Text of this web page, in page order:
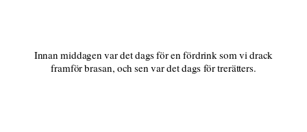
Innan middagen var det dags för en fördrink som vi drack
framför brasan, och sen var det dags för trerätters.